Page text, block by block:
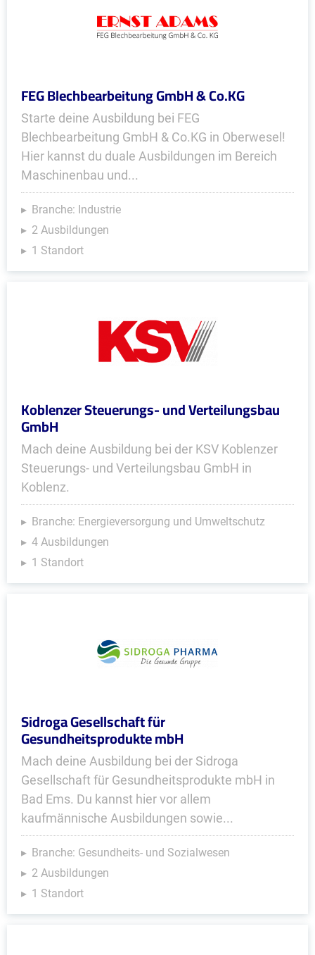
FEG Blechbearbeitung GmbH & Co.KG
Starte deine Ausbildung bei FEG
Blechbearbeitung GmbH & Co.KG in Oberwesel!
Hier kannst du duale Ausbildungen im Bereich
Maschinenbau und...
Branche: Industrie
2 Ausbildungen
1 Standort
Koblenzer Steuerungs- und Verteilungsbau
GmbH
Mach deine Ausbildung bei der KSV Koblenzer
Steuerungs- und Verteilungsbau GmbH in
Koblenz.
Branche: Energieversorgung und Umweltschutz
4 Ausbildungen
1 Standort
Sidroga Gesellschaft für
Gesundheitsprodukte mbH
Mach deine Ausbildung bei der Sidroga
Gesellschaft für Gesundheitsprodukte mbH in
Bad Ems. Du kannst hier vor allem
kaufmännische Ausbildungen sowie...
Branche: Gesundheits- und Sozialwesen
2 Ausbildungen
1 Standort